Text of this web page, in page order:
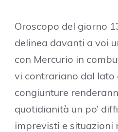
Oroscopo del giorno
delinea davanti a voi
con Mercurio in
vi contrariano dal lato
congiunture
quotidianità un po’
imprevisti e situazioni